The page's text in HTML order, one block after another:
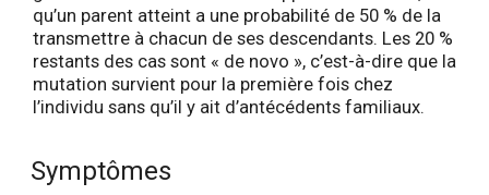
qu’un parent atteint a une probabilité de 50 % de la
transmettre à chacun de ses descendants. Les 20 %
restants des cas sont « de novo », c’est-à-dire que la
mutation survient pour la première fois chez
l’individu sans qu’il y ait d’antécédents familiaux.
Symptômes